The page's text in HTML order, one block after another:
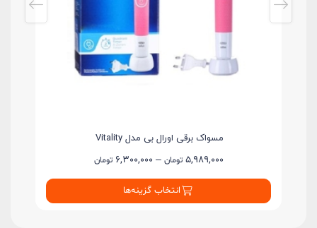
مسواک برقی اورال بی مدل Vitality
5,989,000 تومان –
6,300,000 تومان
انتخاب گزینه‌ها